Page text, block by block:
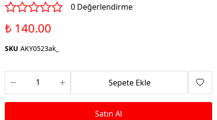
0 Değerlendirme
₺ 140.00
SKU AKY0523ak_
Sepete Ekle
Satın Al